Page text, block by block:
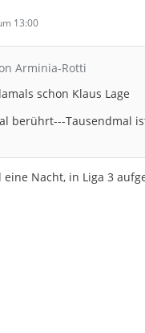
13:00
Arminia-Rotti
schon Klaus Lage
berührt---Tausendmal
Nacht, in Liga 3